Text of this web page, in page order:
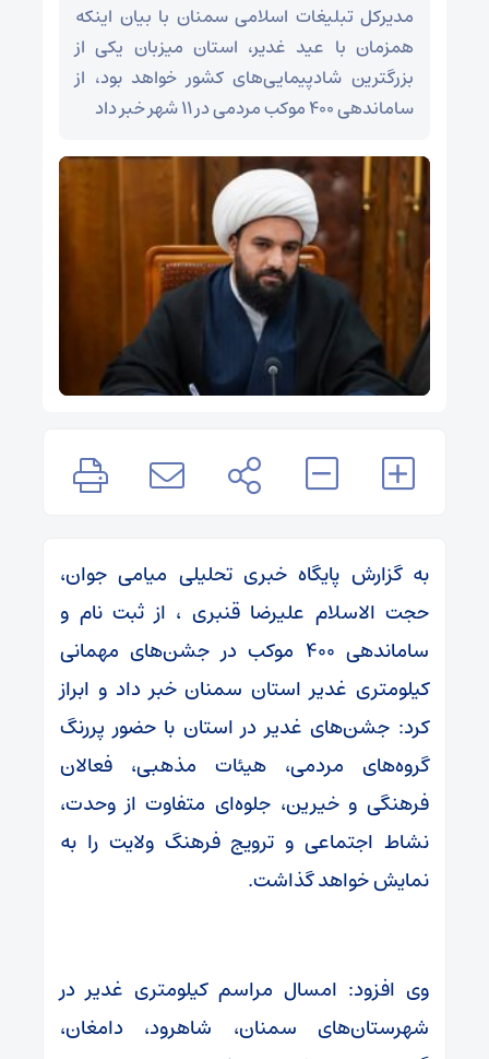
مدیرکل تبلیغات اسلامی سمنان با بیان اینکه
همزمان با عید غدیر، استان میزبان یکی از
بزرگترین شادپیمایی‌های کشور خواهد بود، از
ساماندهی ۴۰۰ موکب مردمی در ۱۱ شهر خبر داد
به گزارش پایگاه خبری تحلیلی میامی جوان،
حجت الاسلام علیرضا قنبری ، از ثبت نام و
ساماندهی ۴۰۰ موکب در جشن‌های مهمانی
کیلومتری غدیر استان سمنان خبر داد و ابراز
کرد: جشن‌های غدیر در استان با حضور پررنگ
گروه‌های مردمی، هیئات مذهبی، فعالان
فرهنگی و خیرین، جلوه‌ای متفاوت از وحدت،
نشاط اجتماعی و ترویج فرهنگ ولایت را به
نمایش خواهد گذاشت.
وی افزود: امسال مراسم کیلومتری غدیر در
شهرستان‌های سمنان، شاهرود، دامغان،